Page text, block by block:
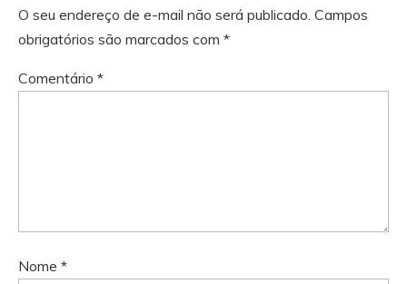
O seu endereço de e-mail não será publicado. Campos
obrigatórios são marcados com *
Comentário *
Nome *